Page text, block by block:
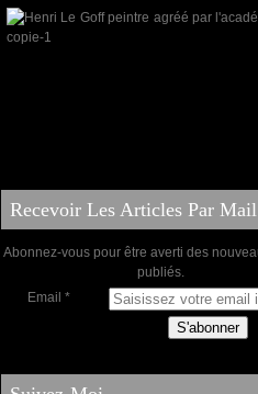
Recevoir Les Articles Par Mail
Abonnez-vous pour être averti des
publiés.
Email